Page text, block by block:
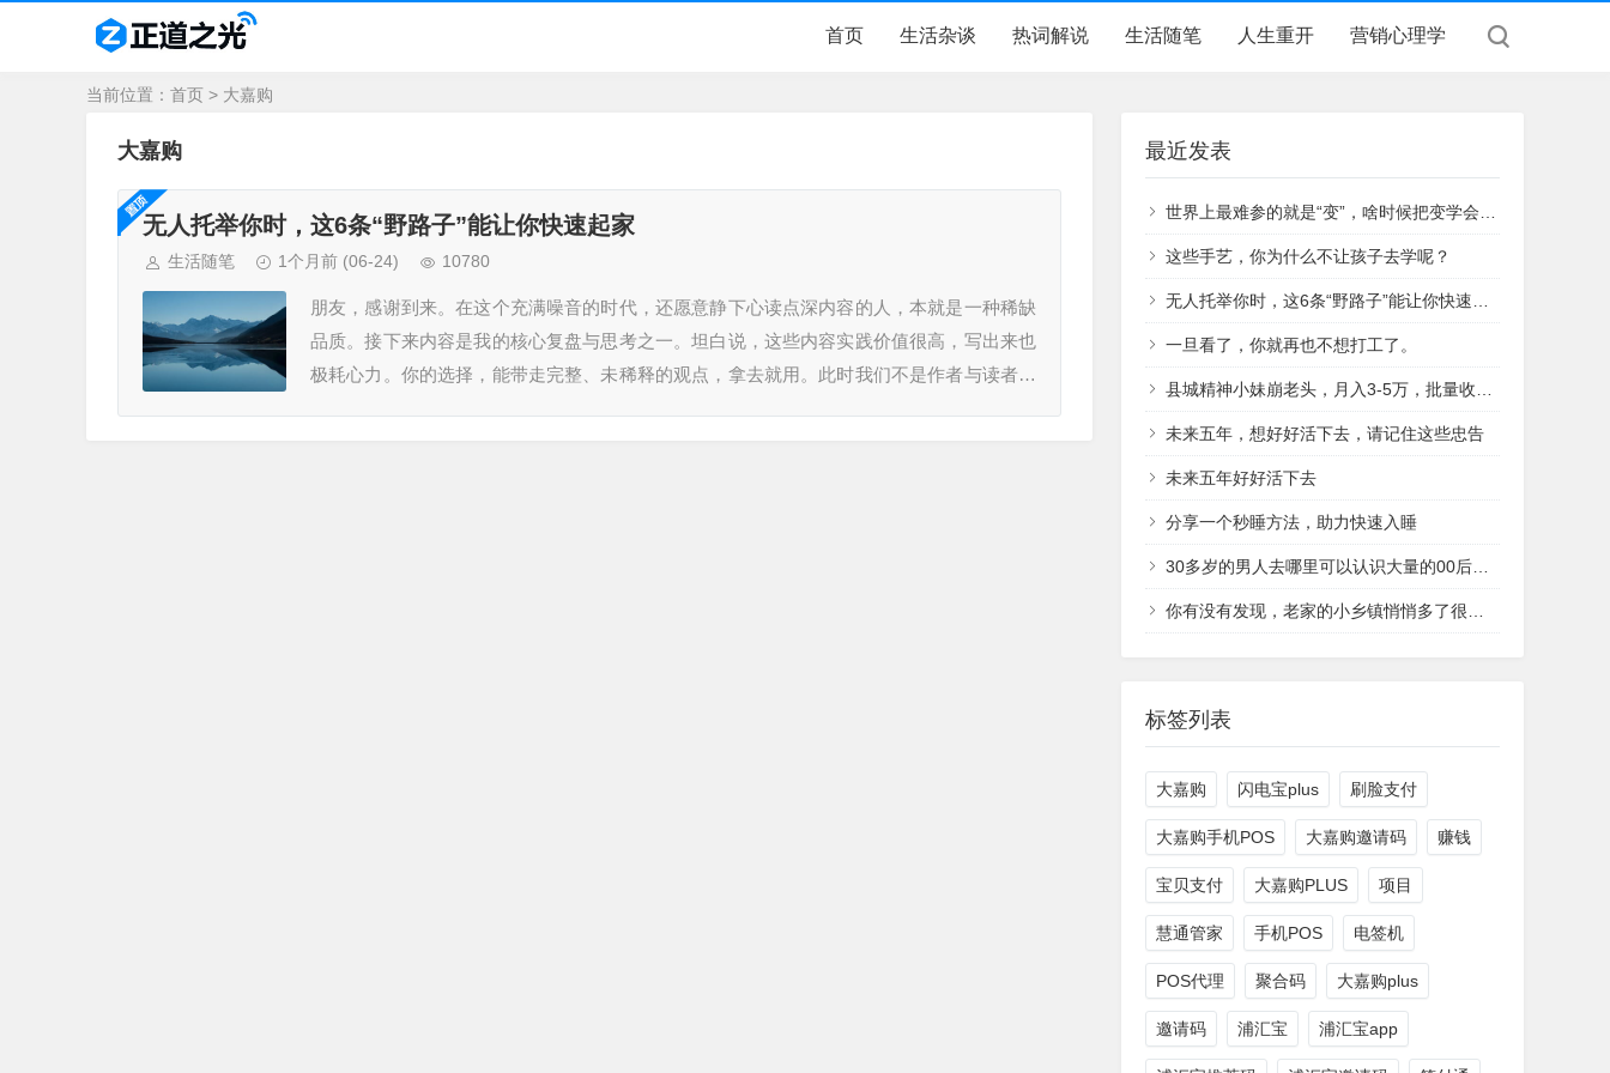
首页 生活杂谈 热词解说 生活随笔 人生重开 营销心理学
当前位置： 首页 > 大嘉购
大嘉购
无人托举你时，这6条“野路子”能让你快速起家
生活随笔 1个月前 (06-24) 10780
朋友，感谢到来。在这个充满噪音的时代，还愿意静下心读点深内容的人，本就是一种稀缺
品质。接下来内容是我的核心复盘与思考之一。坦白说，这些内容实践价值很高，写出来也
极耗心力。你的选择，能带走完整、未稀释的观点，拿去就用。此时我们不是作者与读者，
最近发表
世界上最难参的就是“变”，啥时候把变学会，啥时候就真正的可以自由行走。
这些手艺，你为什么不让孩子去学呢？
无人托举你时，这6条“野路子”能让你快速起家
一旦看了，你就再也不想打工了。
县城精神小妹崩老头，月入3-5万，批量收割8090后男性
未来五年，想好好活下去，请记住这些忠告
未来五年好好活下去
分享一个秒睡方法，助力快速入睡
30多岁的男人去哪里可以认识大量的00后、05后的女生
你有没有发现，老家的小乡镇悄悄多了很多小工厂？
标签列表
大嘉购 闪电宝plus 刷脸支付
大嘉购手机POS 大嘉购邀请码 赚钱
宝贝支付 大嘉购PLUS 项目
慧通管家 手机POS 电签机
POS代理 聚合码 大嘉购plus
邀请码 浦汇宝 浦汇宝app